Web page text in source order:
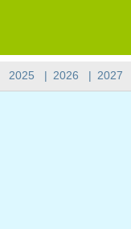
2025 | 2026 | 2027